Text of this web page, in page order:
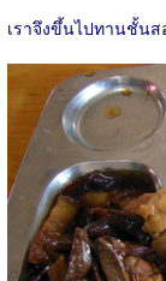
เราจึงขึ้นไปทานชั้นส